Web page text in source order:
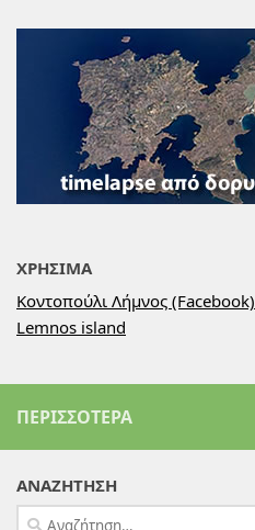
ΧΡΗΣΙΜΑ
Κοντοπούλι Λήμνος (Facebook)
Lemnos island
ΠΕΡΙΣΣΌΤΕΡΑ
ΑΝΑΖΗΤΗΣΗ
Αναζήτηση